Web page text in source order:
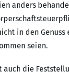
anders
in den Genuss
seien.
auch die